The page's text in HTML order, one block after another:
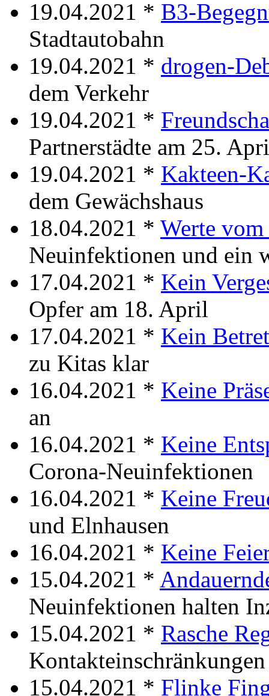
19.04.2021 * B3-
Stadtautobahn
19.04.2021 * drogen-
dem Verkehr
19.04.2021 *
Partnerstädte am 25.
19.04.2021 * Kakteen-
dem Gewächshaus
18.04.2021 * Werte vom
Neuinfektionen und ein
17.04.2021 * Kein
Opfer am 18. April
17.04.2021 * Kein
zu Kitas klar
16.04.2021 * Keine
an
16.04.2021 * Keine
Corona-Neuinfektionen
16.04.2021 * Keine
und Elnhausen
16.04.2021 * Keine
15.04.2021 *
Neuinfektionen halten
15.04.2021 * Rasche
Kontakteinschränkungen
15.04.2021 * Flinke